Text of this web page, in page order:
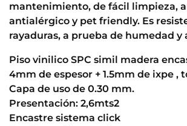
mantenimiento, de fácil limpieza,
antialérgico y pet friendly. Es
rayaduras, a prueba de humedad
Piso vinilico SPC simil madera
4mm de espesor + 1.5mm de ixpe ,
Capa de uso de 0.30 mm.
Presentación: 2,6mts2
Encastre sistema click